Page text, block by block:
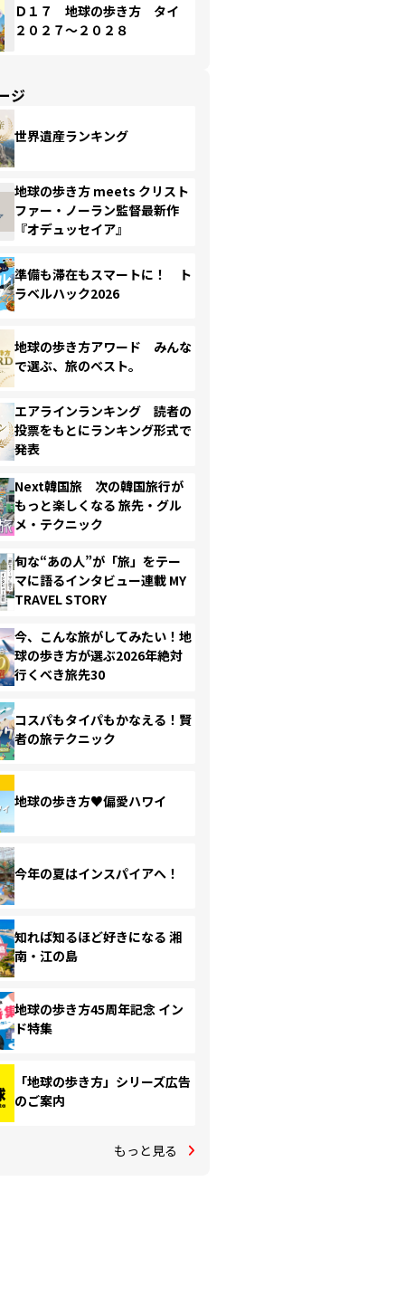
Ｄ１７ 地球の歩き方 タイ
２０２７～２０２８
ジ
世界遺産ランキング
地球の歩き方 meets クリスト
ファー・ノーラン監督最新作
『オデュッセイア』
準備も滞在もスマートに！ ト
ラベルハック2026
地球の歩き方アワード みんな
で選ぶ、旅のベスト。
エアラインランキング 読者の
投票をもとにランキング形式で
発表
Next韓国旅 次の韓国旅行が
もっと楽しくなる 旅先・グル
メ・テクニック
旬な“あの人”が「旅」をテー
マに語るインタビュー連載 MY
TRAVEL STORY
今、こんな旅がしてみたい！地
球の歩き方が選ぶ2026年絶対
行くべき旅先30
コスパもタイパもかなえる！賢
者の旅テクニック
地球の歩き方♥偏愛ハワイ
今年の夏はインスパイアへ！
知れば知るほど好きになる 湘
南・江の島
地球の歩き方45周年記念 イン
ド特集
「地球の歩き方」シリーズ広告
のご案内
もっと見る